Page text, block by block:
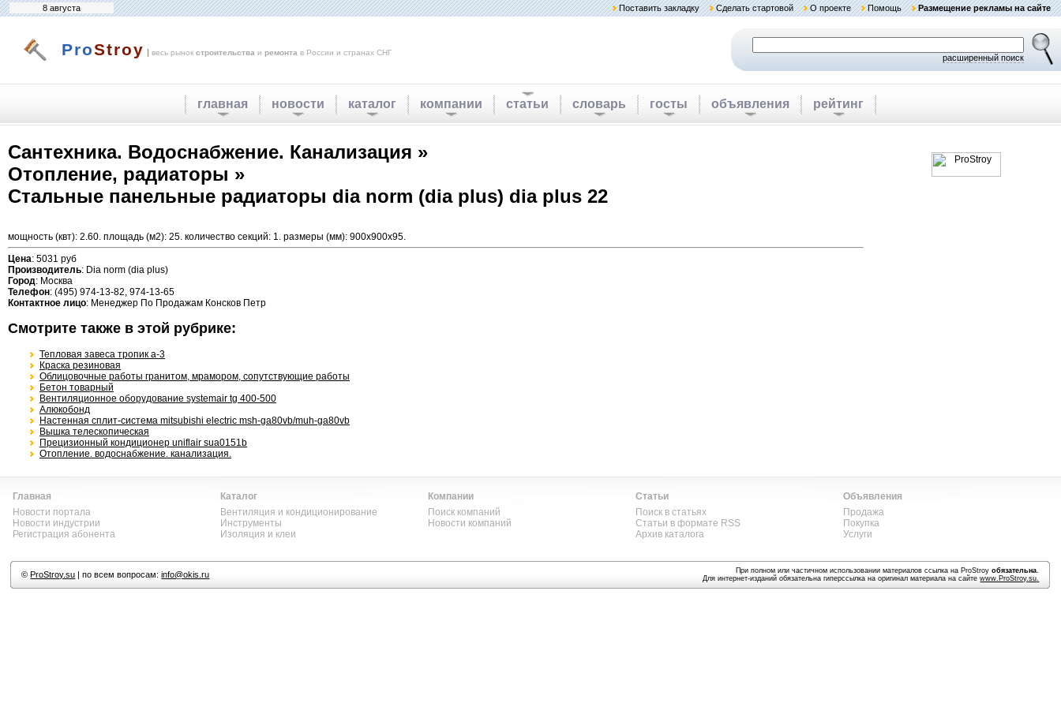
8 августа Поставить закладку Сделать стартовой О проекте Помощь Размещение рекламы на сайте
ProStroy | весь рынок строительства и ремонта в России и странах СНГ
расширенный поиск
главная новости каталог компании статьи словарь госты объявления рейтинг
Сантехника. Водоснабжение. Канализация »
Отопление, радиаторы »
Стальные панельные радиаторы dia norm (dia plus) dia plus 22
мощность (квт): 2.60. площадь (м2): 25. количество секций: 1. размеры (мм): 900x900x95.
Цена: 5031 руб
Производитель: Dia norm (dia plus)
Город: Москва
Телефон: (495) 974-13-82, 974-13-65
Контактное лицо: Менеджер По Продажам Консков Петр
Смотрите также в этой рубрике:
Тепловая завеса тропик а-3
Краска резиновая
Облицовочные работы гранитом, мрамором, сопутствующие работы
Бетон товарный
Вентиляционное оборудование systemair tg 400-500
Алюкобонд
Настенная сплит-система mitsubishi electric msh-ga80vb/muh-ga80vb
Вышка телескопическая
Прецизионный кондиционер uniflair sua0151b
Отопление. водоснабжение. канализация.
Главная
Новости портала
Новости индустрии
Регистрация абонента
Каталог
Вентиляция и кондиционирование
Инструменты
Изоляция и клеи
Компании
Поиск компаний
Новости компаний
Статьи
Поиск в статьях
Статьи в формате RSS
Архив каталога
Объявления
Продажа
Покупка
Услуги
©ProStroy.su | по всем вопросам:info@okis.ru При полном или частичном использовании материалов ссылка на ProStroyобязательна.
Для интернет-изданий обязательна гиперссылка на оригинал материала на сайтеwww.ProStroy.su.